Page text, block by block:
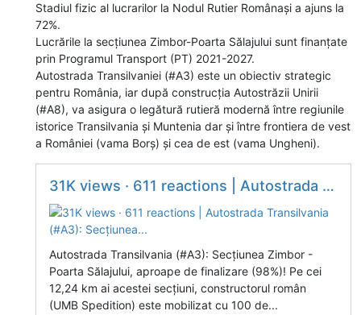
Stadiul fizic al lucrarilor la Nodul Rutier Românași a ajuns la
72%.
Lucrările la secțiunea Zimbor-Poarta Sălajului sunt finanțate
prin Programul Transport (PT) 2021-2027.
Autostrada Transilvaniei (#A3) este un obiectiv strategic
pentru România, iar după construcția Autostrăzii Unirii
(#A8), va asigura o legătură rutieră modernă între regiunile
istorice Transilvania și Muntenia dar și între frontiera de vest
a României (vama Borș) și cea de est (vama Ungheni).
31K views · 611 reactions | Autostrada Transilvania (#A3): Secțiunea...
Autostrada Transilvania (#A3): Secțiunea Zimbor -
Poarta Sălajului, aproape de finalizare (98%)! Pe cei
12,24 km ai acestei secțiuni, constructorul român
(UMB Spedition) este mobilizat cu 100 de...